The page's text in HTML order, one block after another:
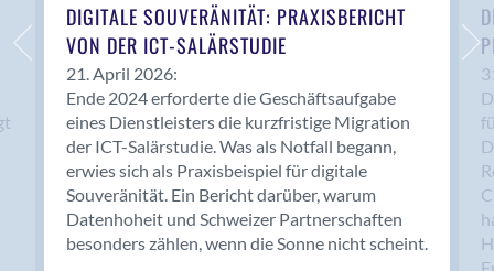
Basel
Bassersdorf
Belp
Bendern
Benken (SG)
Bergdietikon
Berlin
Bern
Bern - Liebefeld
DIGITALE SOUVERÄNITÄT: PRAXISBERICHT
VON DER ICT-SALÄRSTUDIE
21. April 2026:
Ende 2024 erforderte die Geschäftsaufgabe
eines Dienstleisters die kurzfristige Migration
der ICT-Salärstudie. Was als Notfall begann,
erwies sich als Praxisbeispiel für digitale
Souveränität. Ein Bericht darüber, warum
Datenhoheit und Schweizer Partnerschaften
besonders zählen, wenn die Sonne nicht scheint.